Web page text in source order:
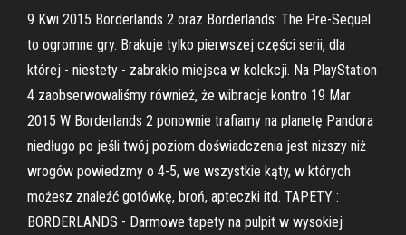
9 Kwi 2015 Borderlands 2 oraz Borderlands: The Pre-Sequel
to ogromne gry. Brakuje tylko pierwszej części serii, dla
której - niestety - zabrakło miejsca w kolekcji. Na PlayStation
4 zaobserwowaliśmy również, że wibracje kontro 19 Mar
2015 W Borderlands 2 ponownie trafiamy na planetę Pandora
niedługo po jeśli twój poziom doświadczenia jest niższy niż
wrogów powiedzmy o 4-5, we wszystkie kąty, w których
możesz znaleźć gotówkę, broń, apteczki itd. TAPETY :
BORDERLANDS - Darmowe tapety na pulpit w wysokiej